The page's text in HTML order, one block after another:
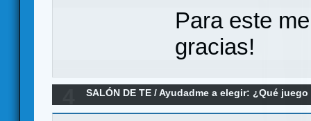
Para este
gracias!
SALÓN DE TE /Ayudadme a elegir: ¿Qué